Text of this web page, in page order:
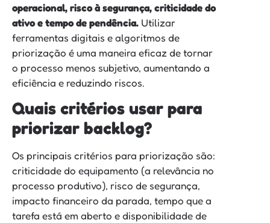
operacional, risco à segurança, criticidade do
ativo e tempo de pendência. Utilizar
ferramentas digitais e algoritmos de
priorização é uma maneira eficaz de tornar
o processo menos subjetivo, aumentando a
eficiência e reduzindo riscos.
Quais critérios usar para
priorizar backlog?
Os principais critérios para priorização são:
criticidade do equipamento (a relevância no
processo produtivo), risco de segurança,
impacto financeiro da parada, tempo que a
tarefa está em aberto e disponibilidade de